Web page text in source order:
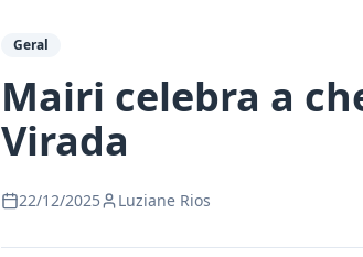
Geral
Mairi celebra a
Virada
22/12/2025 Luziane Rios